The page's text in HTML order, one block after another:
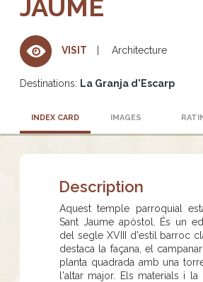
JAUME
VISIT Architecture
Destinations: La Granja d'Escarp
INDEX CARD IMAGES
Description
Aquest temple parroquial
Sant Jaume apòstol. És un
del segle XVIII d'estil barroc
destaca la façana, el
planta quadrada amb una
l'altar major. Els materials i